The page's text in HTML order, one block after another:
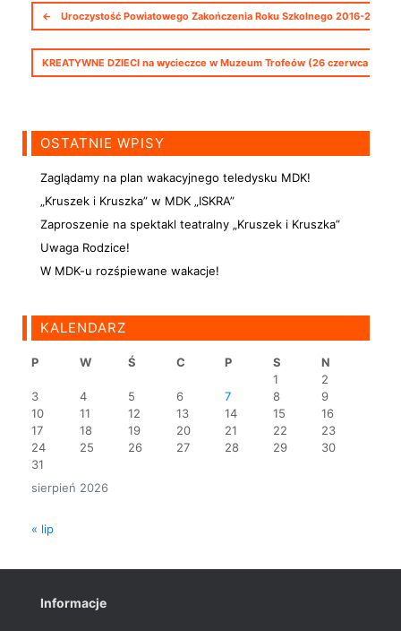
Nawigacja postów
← Uroczystość Powiatowego Zakończenia Roku Szkolnego 2016-2017
KREATYWNE DZIECI na wycieczce w Muzeum Trofeów (26 czerwca 2017
OSTATNIE WPISY
Zaglądamy na plan wakacyjnego teledysku MDK!
„Kruszek i Kruszka” w MDK „ISKRA”
Zaproszenie na spektakl teatralny „Kruszek i Kruszka”
Uwaga Rodzice!
W MDK-u rozśpiewane wakacje!
KALENDARZ
sierpień 2026
P W Ś C P S
N
1
2
3
4 5 6 7 8
9
10
11 12 13 14 15
16
17
18 19 20 21 22
23
24
25 26 27 28 29
30
31
« lip
Informacje